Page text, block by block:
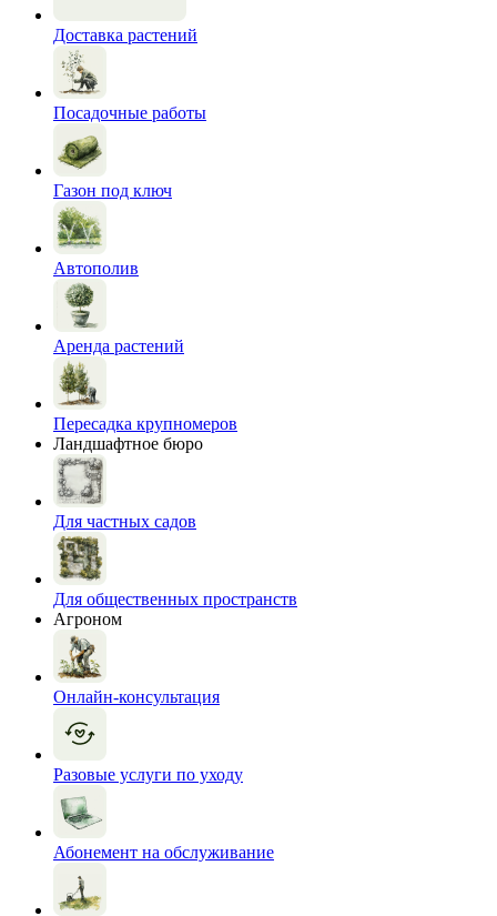
Доставка растений
Посадочные работы
Газон под ключ
Автополив
Аренда растений
Пересадка крупномеров
Ландшафтное бюро
Для частных садов
Для общественных пространств
Агроном
Онлайн-консультация
Разовые услуги по уходу
Абонемент на обслуживание